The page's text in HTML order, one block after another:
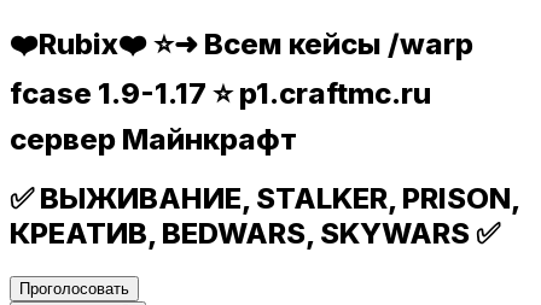
❤️Rubix❤️ ⭐➜ Всем кейсы /warp
fcase 1.9-1.17 ⭐ p1.craftmc.ru
сервер Майнкрафт
✅ ВЫЖИВАНИЕ, STALKER, PRISON,
КРЕАТИВ, BEDWARS, SKYWARS ✅
Проголосовать